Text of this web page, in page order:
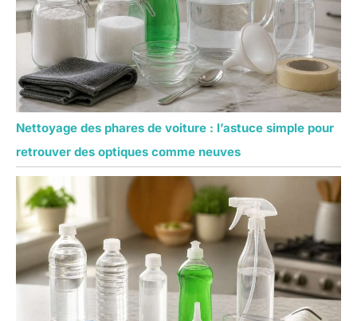
Nettoyage des phares de voiture : l’astuce simple pour
retrouver des optiques comme neuves